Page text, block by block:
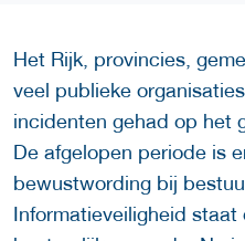
Het Rijk, provincies,
veel publieke
incidenten gehad op het
De afgelopen periode is
bewustwording bij
Informatieveiligheid